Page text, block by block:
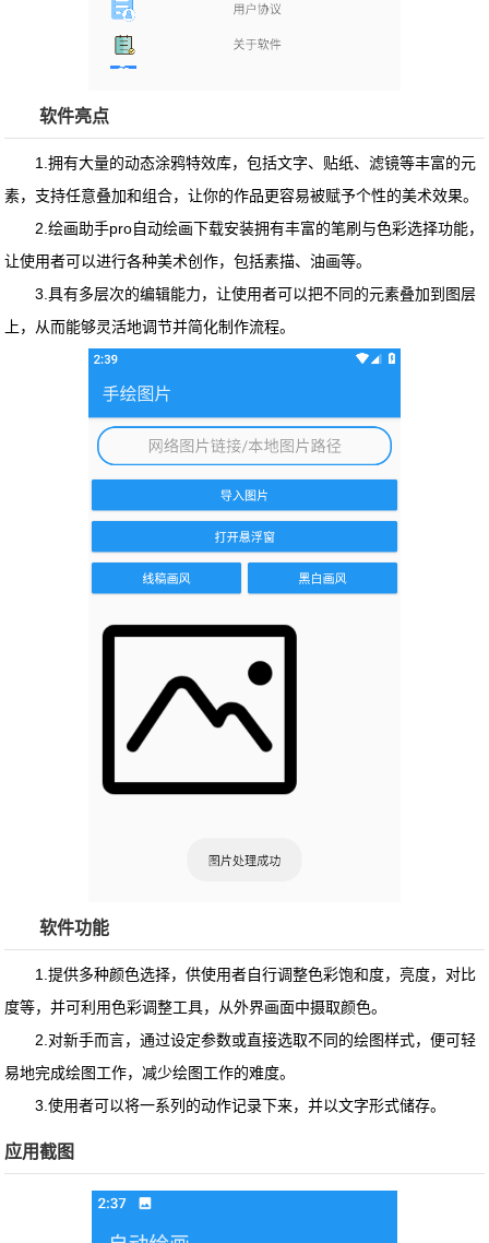
软件亮点
1.拥有大量的动态涂鸦特效库，包括文字、贴纸、滤镜等丰富的元
素，支持任意叠加和组合，让你的作品更容易被赋予个性的美术效果。
2.绘画助手pro自动绘画下载安装拥有丰富的笔刷与色彩选择功能，
让使用者可以进行各种美术创作，包括素描、油画等。
3.具有多层次的编辑能力，让使用者可以把不同的元素叠加到图层
上，从而能够灵活地调节并简化制作流程。
软件功能
1.提供多种颜色选择，供使用者自行调整色彩饱和度，亮度，对比
度等，并可利用色彩调整工具，从外界画面中摄取颜色。
2.对新手而言，通过设定参数或直接选取不同的绘图样式，便可轻
易地完成绘图工作，减少绘图工作的难度。
3.使用者可以将一系列的动作记录下来，并以文字形式储存。
应用截图